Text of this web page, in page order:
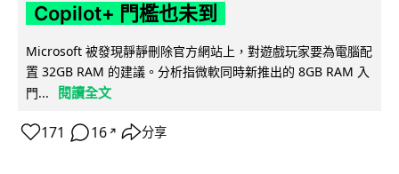
Copilot+ 門檻也未到
Microsoft 被發現靜靜刪除官方網站上，對遊戲玩家要為電腦配
置 32GB RAM 的建議。分析指微軟同時新推出的 8GB RAM 入
門...
閱讀全文
171 16 ↗ 分享